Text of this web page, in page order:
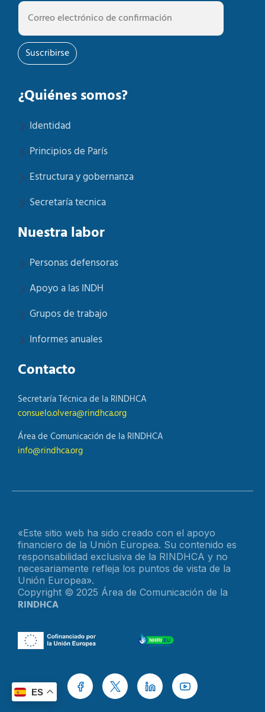
Suscribirse
¿Quiénes somos?
Identidad
Principios de París
Estructura y gobernanza
Secretaría tecnica
Nuestra labor
Personas defensoras
Apoyo a las INDH
Grupos de trabajo
Informes anuales
Contacto
Secretaría Técnica de la RINDHCA
consuelo.olvera@rindhca.org
Área de Comunicación de la RINDHCA
info@rindhca.org
«Este sitio web ha sido creado con el apoyo
financiero de la Unión Europea. Su contenido es
responsabilidad exclusiva de la RINDHCA y no
necesariamente refleja los puntos de vista de la
Unión Europea».
Copyright © 2025 Área de Comunicación de la
RINDHCA
ES